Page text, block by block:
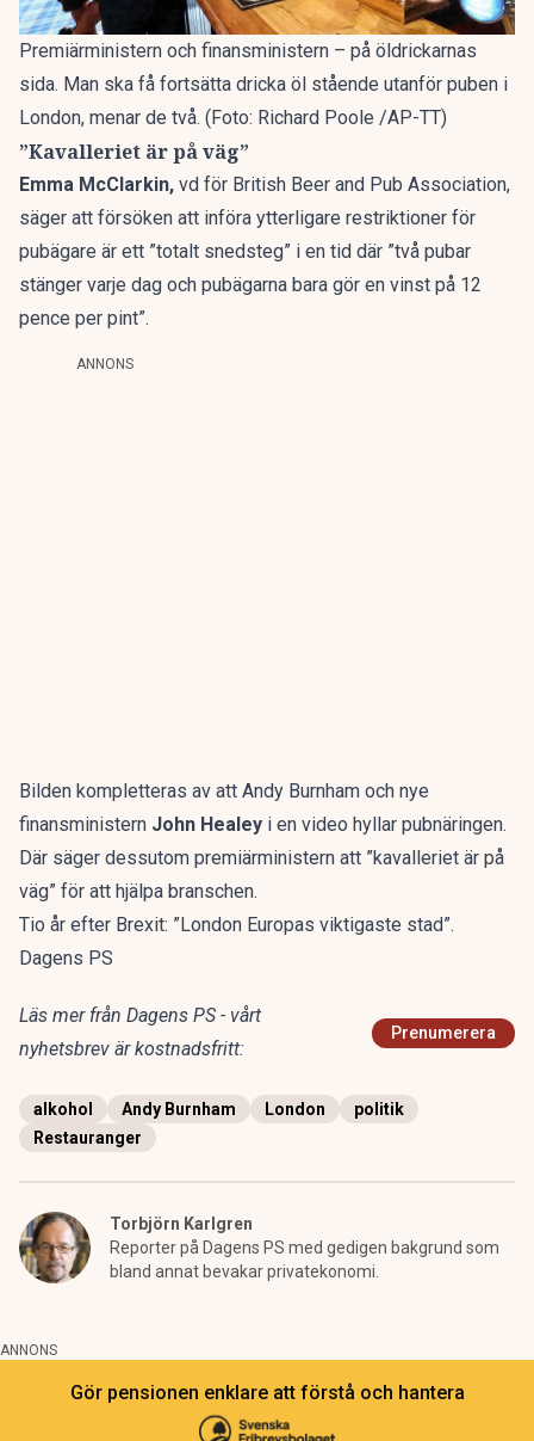
Premiärministern och finansministern – på öldrickarnas
sida. Man ska få fortsätta dricka öl stående utanför puben i
London, menar de två. (Foto: Richard Poole /AP-TT)
”Kavalleriet är på väg”
Emma McClarkin, vd för British Beer and Pub Association,
säger att försöken att införa ytterligare restriktioner för
pubägare är ett ”totalt snedsteg” i en tid där ”två pubar
stänger varje dag och pubägarna bara gör en vinst på 12
pence per pint”.
ANNONS
Bilden kompletteras av att Andy Burnham och nye
finansministern John Healey i en video hyllar pubnäringen.
Där säger dessutom premiärministern att ”kavalleriet är på
väg” för att hjälpa branschen.
Tio år efter Brexit: ”London Europas viktigaste stad”.
Dagens PS
Läs mer från Dagens PS - vårt
nyhetsbrev är kostnadsfritt:
Prenumerera
alkohol Andy Burnham London
politik
Restauranger
Torbjörn Karlgren
Reporter på Dagens PS med gedigen bakgrund som
bland annat bevakar privatekonomi.
ANNONS
Gör pensionen enklare att förstå och hantera